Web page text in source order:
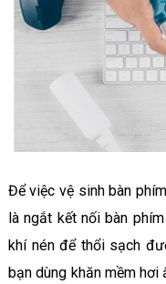
Để việc vệ sinh bàn
là ngắt kết nối bàn
khí nén để thổi sạch
bạn dùng khăn mềm hơi